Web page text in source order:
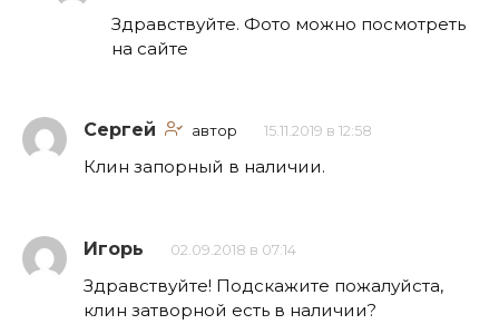
Здравствуйте. Фото можно посмотреть
на сайте
Сергей автор 15.11.2019 в 12:58
Клин запорный в наличии.
Игорь 02.09.2018 в 07:14
Здравствуйте! Подскажите пожалуйста,
клин затворной есть в наличии?